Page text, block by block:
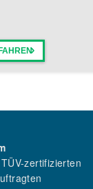
zertifizierten